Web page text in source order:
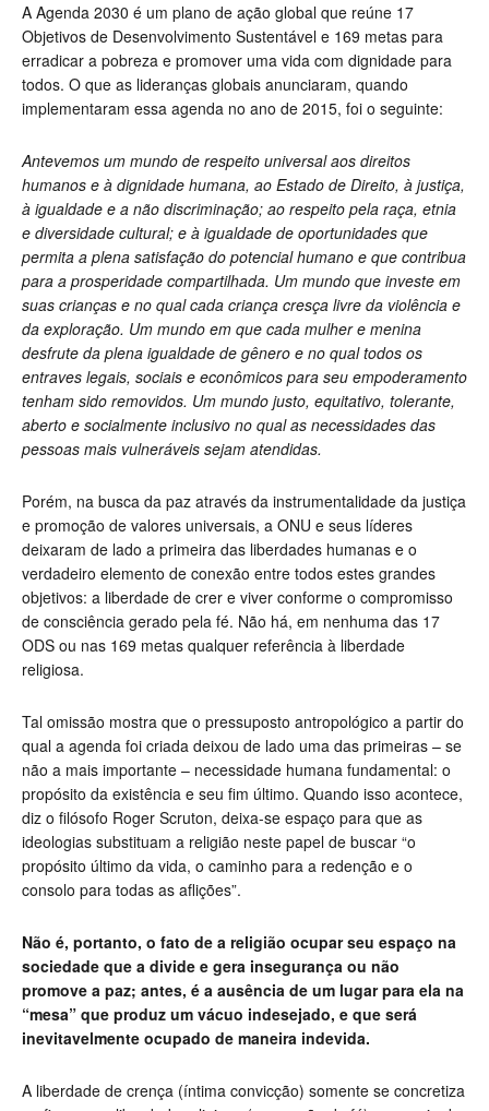
A Agenda 2030 é um plano de ação global que reúne 17
Objetivos de Desenvolvimento Sustentável e 169 metas para
erradicar a pobreza e promover uma vida com dignidade para
todos. O que as lideranças globais anunciaram, quando
implementaram essa agenda no ano de 2015, foi o seguinte:
Antevemos um mundo de respeito universal aos direitos
humanos e à dignidade humana, ao Estado de Direito, à justiça,
à igualdade e a não discriminação; ao respeito pela raça, etnia
e diversidade cultural; e à igualdade de oportunidades que
permita a plena satisfação do potencial humano e que contribua
para a prosperidade compartilhada. Um mundo que investe em
suas crianças e no qual cada criança cresça livre da violência e
da exploração. Um mundo em que cada mulher e menina
desfrute da plena igualdade de gênero e no qual todos os
entraves legais, sociais e econômicos para seu empoderamento
tenham sido removidos. Um mundo justo, equitativo, tolerante,
aberto e socialmente inclusivo no qual as necessidades das
pessoas mais vulneráveis sejam atendidas.
Porém, na busca da paz através da instrumentalidade da justiça
e promoção de valores universais, a ONU e seus líderes
deixaram de lado a primeira das liberdades humanas e o
verdadeiro elemento de conexão entre todos estes grandes
objetivos: a liberdade de crer e viver conforme o compromisso
de consciência gerado pela fé. Não há, em nenhuma das 17
ODS ou nas 169 metas qualquer referência à liberdade
religiosa.
Tal omissão mostra que o pressuposto antropológico a partir do
qual a agenda foi criada deixou de lado uma das primeiras – se
não a mais importante – necessidade humana fundamental: o
propósito da existência e seu fim último. Quando isso acontece,
diz o filósofo Roger Scruton, deixa-se espaço para que as
ideologias substituam a religião neste papel de buscar “o
propósito último da vida, o caminho para a redenção e o
consolo para todas as aflições”.
Não é, portanto, o fato de a religião ocupar seu espaço na
sociedade que a divide e gera insegurança ou não
promove a paz; antes, é a ausência de um lugar para ela na
“mesa” que produz um vácuo indesejado, e que será
inevitavelmente ocupado de maneira indevida.
A liberdade de crença (íntima convicção) somente se concretiza